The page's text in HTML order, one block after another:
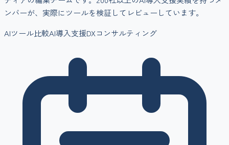
ンバーが、実際にツールを検証してレビューしています。
AIツール比較AI導入支援DXコンサルティング